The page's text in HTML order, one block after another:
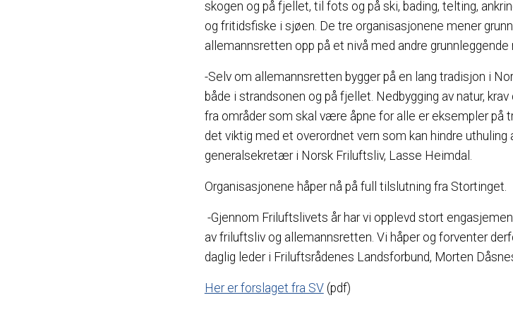
skogen og på fjellet, til fots og på ski, bading, telting,
og fritidsfiske i sjøen. De tre organisasjonene mener
allemannsretten opp på et nivå med andre
-Selv om allemannsretten bygger på en lang tradisjon i
både i strandsonen og på fjellet. Nedbygging av natur,
fra områder som skal være åpne for alle er eksempler på
det viktig med et overordnet vern som kan hindre
generalsekretær i Norsk Friluftsliv, Lasse Heimdal.
Organisasjonene håper nå på full tilslutning fra Stortinget.
-Gjennom Friluftslivets år har vi opplevd stort
av friluftsliv og allemannsretten. Vi håper og forventer
daglig leder i Friluftsrådenes Landsforbund, Morten
Her er forslaget fra SV(pdf)